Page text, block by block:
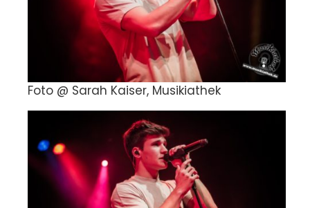
Foto @ Sarah Kaiser, Musikiathek